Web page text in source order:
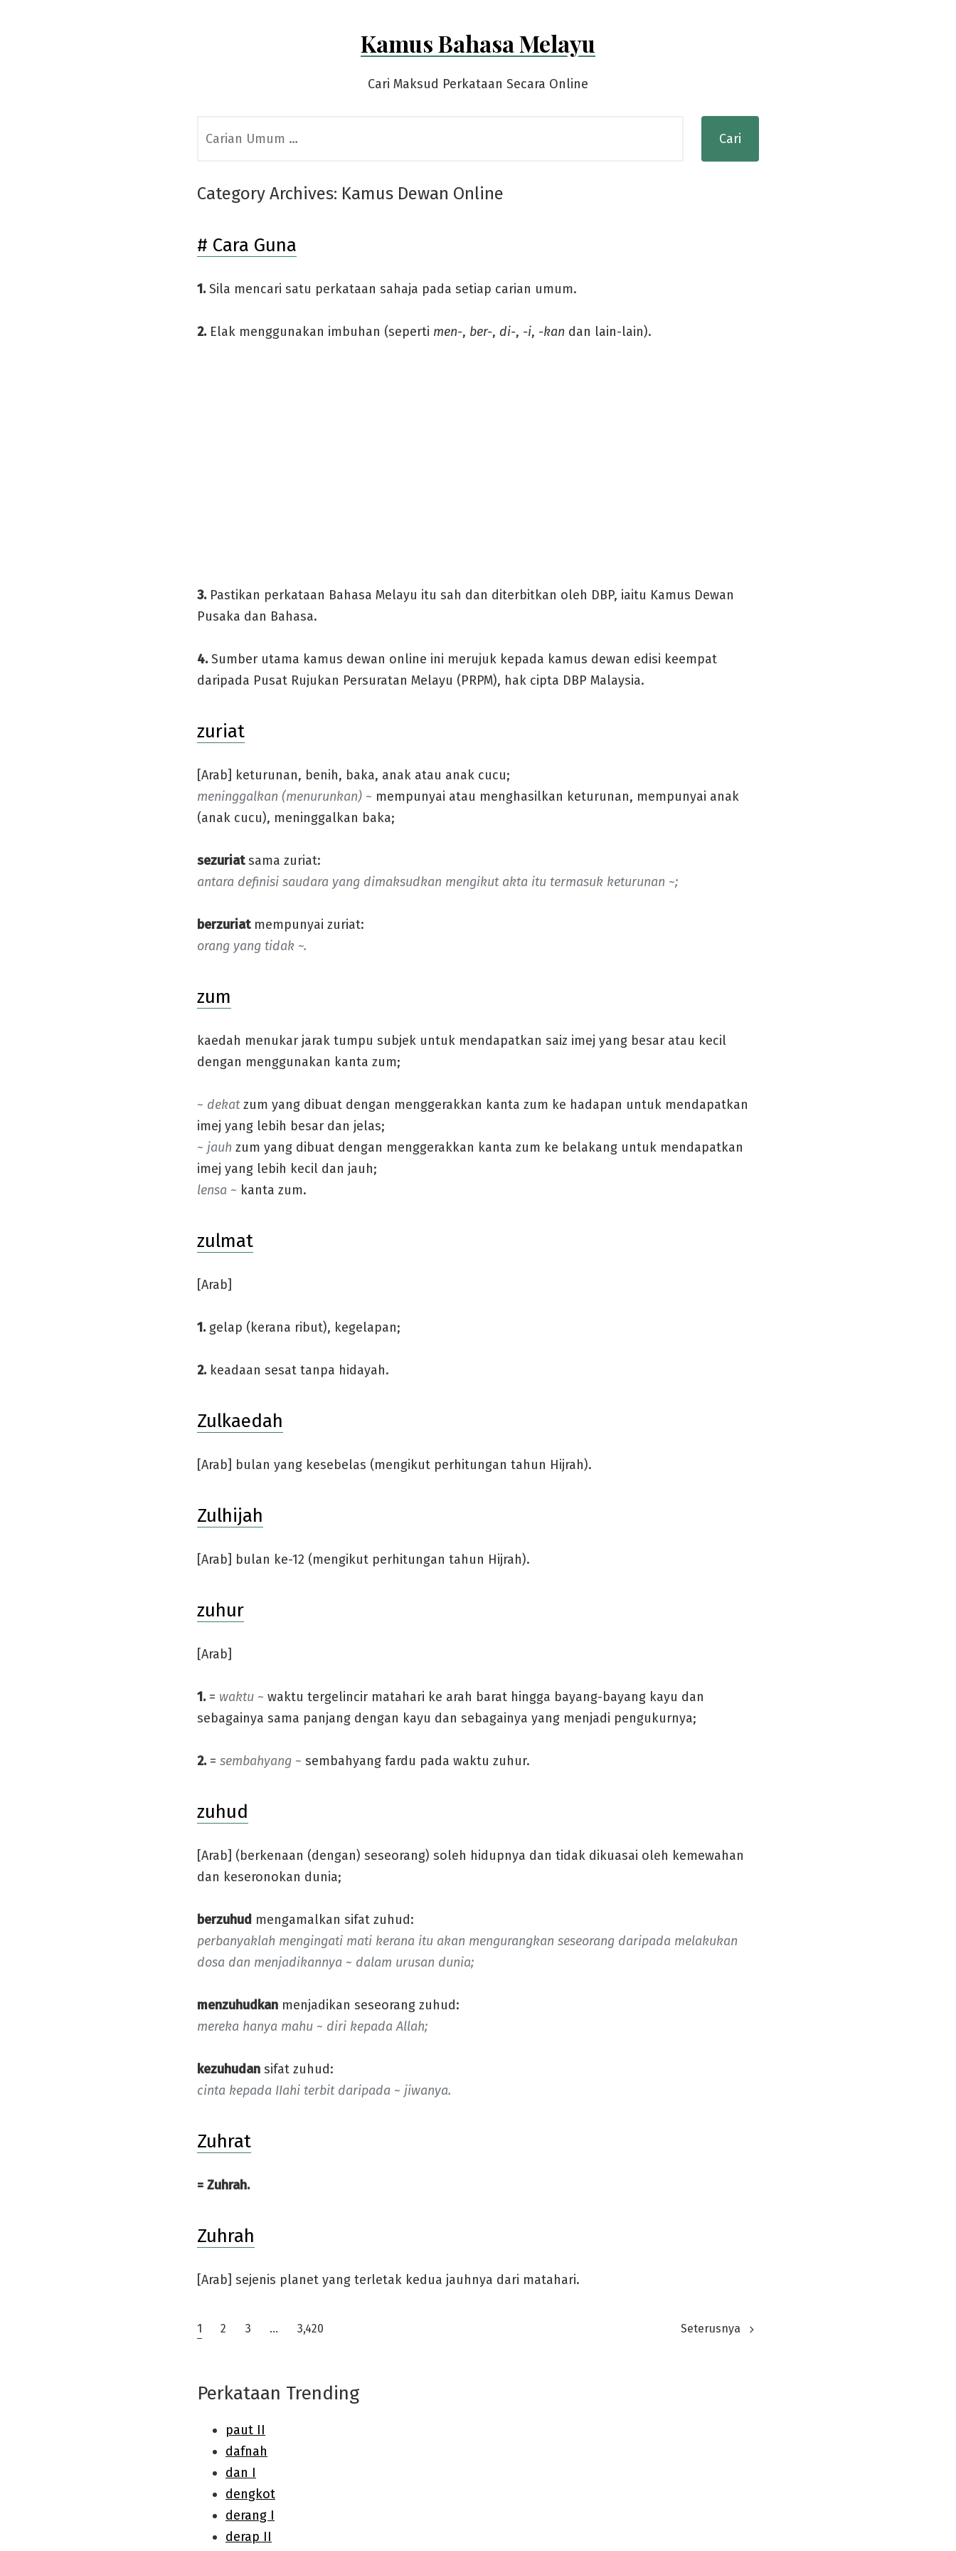
Kamus Bahasa Melayu
Cari Maksud Perkataan Secara Online
for:
Category Archives: Kamus Dewan Online
# Cara Guna
1.Sila mencari satu perkataan sahaja pada setiap carian umum.
2.Elak menggunakan imbuhan (seperti men-, ber-, di-, -i, -kan dan lain-lain).
3.Pastikan perkataan Bahasa Melayu itu sah dan diterbitkan oleh DBP, iaitu Kamus Dewan
Pusaka dan Bahasa.
4.Sumber utama kamus dewan online ini merujuk kepada kamus dewan edisi keempat
daripada Pusat Rujukan Persuratan Melayu (PRPM), hak cipta DBP Malaysia.
zuriat
[Arab] keturunan, benih, baka, anak atau anak cucu;
meninggalkan (menurunkan) ~ mempunyai atau menghasilkan keturunan, mempunyai anak
(anak cucu), meninggalkan baka;
sezuriatsama zuriat:
antara definisi saudara yang dimaksudkan mengikut akta itu termasuk keturunan ~;
berzuriatmempunyai zuriat:
orang yang tidak ~.
zum
kaedah menukar jarak tumpu subjek untuk mendapatkan saiz imej yang besar atau kecil
dengan menggunakan kanta zum;
~ dekatzum yang dibuat dengan menggerakkan kanta zum ke hadapan untuk mendapatkan
imej yang lebih besar dan jelas;
~ jauh zum yang dibuat dengan menggerakkan kanta zum ke belakang untuk mendapatkan
imej yang lebih kecil dan jauh;
lensa ~ kanta zum.
zulmat
[Arab]
1.gelap (kerana ribut), kegelapan;
2.keadaan sesat tanpa hidayah.
Zulkaedah
[Arab] bulan yang kesebelas (mengikut perhitungan tahun Hijrah).
Zulhijah
[Arab] bulan ke-12 (mengikut perhitungan tahun Hijrah).
zuhur
[Arab]
1.= waktu ~ waktu tergelincir matahari ke arah barat hingga bayang-bayang kayu dan
sebagainya sama panjang dengan kayu dan sebagainya yang menjadi pengukurnya;
2.= sembahyang ~ sembahyang fardu pada waktu zuhur.
zuhud
[Arab] (berkenaan (dengan) seseorang) soleh hidupnya dan tidak dikuasai oleh kemewahan
dan keseronokan dunia;
berzuhud mengamalkan sifat zuhud:
perbanyaklah mengingati mati kerana itu akan mengurangkan seseorang daripada melakukan
dosa dan menjadikannya ~ dalam urusan dunia;
menzuhudkan menjadikan seseorang zuhud:
mereka hanya mahu ~ diri kepada Allah;
kezuhudan sifat zuhud:
cinta kepada IIahi terbit daripada ~ jiwanya.
Zuhrat
= Zuhrah.
Zuhrah
[Arab] sejenis planet yang terletak kedua jauhnya dari matahari.
Posts
1 2 3 … 3,420 Seterusnya
Perkataan Trending